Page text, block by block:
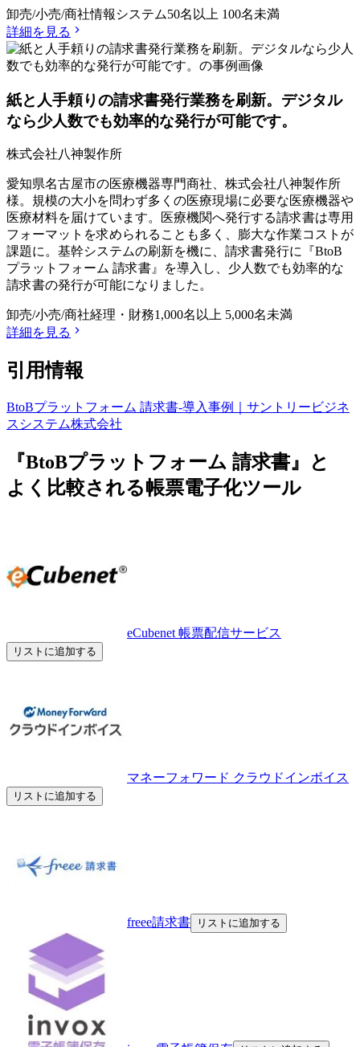
卸売/小売/商社情報システム50名以上 100名未満
詳細を見る
紙と人手頼りの請求書発行業務を刷新。デジタル
なら少人数でも効率的な発行が可能です。
株式会社八神製作所
愛知県名古屋市の医療機器専門商社、株式会社八神製作所
様。規模の大小を問わず多くの医療現場に必要な医療機器や
医療材料を届けています。医療機関へ発行する請求書は専用
フォーマットを求められることも多く、膨大な作業コストが
課題に。基幹システムの刷新を機に、請求書発行に『BtoB
プラットフォーム 請求書』を導入し、少人数でも効率的な
請求書の発行が可能になりました。
卸売/小売/商社経理・財務1,000名以上 5,000名未満
詳細を見る
引用情報
BtoBプラットフォーム 請求書-導入事例｜サントリービジネ
スシステム株式会社
『BtoBプラットフォーム 請求書』と
よく比較される帳票電子化ツール
eCubenet 帳票配信サービス
リストに追加する
マネーフォワード クラウドインボイス
リストに追加する
freee請求書 リストに追加する